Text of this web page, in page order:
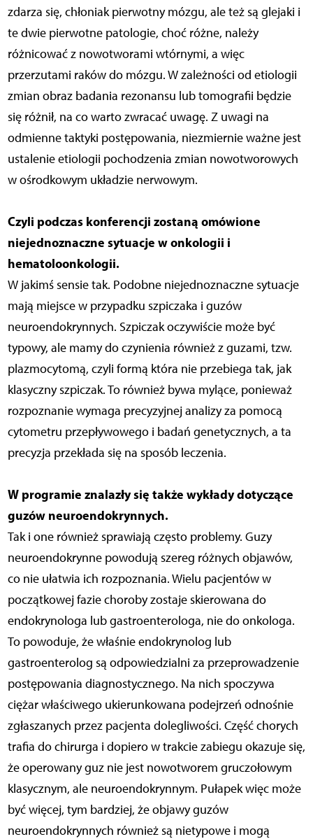
zdarza się, chłoniak pierwotny mózgu, ale też są glejaki i
te dwie pierwotne patologie, choć różne, należy
różnicować z nowotworami wtórnymi, a więc
przerzutami raków do mózgu. W zależności od etiologii
zmian obraz badania rezonansu lub tomografii będzie
się różnił, na co warto zwracać uwagę. Z uwagi na
odmienne taktyki postępowania, niezmiernie ważne jest
ustalenie etiologii pochodzenia zmian nowotworowych
w ośrodkowym układzie nerwowym.
Czyli podczas konferencji zostaną omówione
niejednoznaczne sytuacje w onkologii i
hematoloonkologii.
W jakimś sensie tak. Podobne niejednoznaczne sytuacje
mają miejsce w przypadku szpiczaka i guzów
neuroendokrynnych. Szpiczak oczywiście może być
typowy, ale mamy do czynienia również z guzami, tzw.
plazmocytomą, czyli formą która nie przebiega tak, jak
klasyczny szpiczak. To również bywa mylące, ponieważ
rozpoznanie wymaga precyzyjnej analizy za pomocą
cytometru przepływowego i badań genetycznych, a ta
precyzja przekłada się na sposób leczenia.
W programie znalazły się także wykłady dotyczące
guzów neuroendokrynnych.
Tak i one również sprawiają często problemy. Guzy
neuroendokrynne powodują szereg różnych objawów,
co nie ułatwia ich rozpoznania. Wielu pacjentów w
początkowej fazie choroby zostaje skierowana do
endokrynologa lub gastroenterologa, nie do onkologa.
To powoduje, że właśnie endokrynolog lub
gastroenterolog są odpowiedzialni za przeprowadzenie
postępowania diagnostycznego. Na nich spoczywa
ciężar właściwego ukierunkowana podejrzeń odnośnie
zgłaszanych przez pacjenta dolegliwości. Część chorych
trafia do chirurga i dopiero w trakcie zabiegu okazuje się,
że operowany guz nie jest nowotworem gruczołowym
klasycznym, ale neuroendokrynnym. Pułapek więc może
być więcej, tym bardziej, że objawy guzów
neuroendokrynnych również są nietypowe i mogą